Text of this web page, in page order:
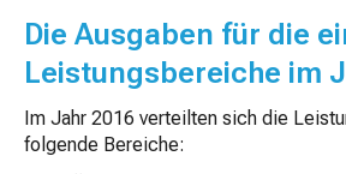
Die Ausgaben für die
Leistungsbereiche im
Im Jahr 2016 verteilten sich die
folgende Bereiche: